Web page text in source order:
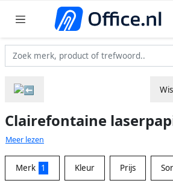
Clairefontaine
Meer lezen
Merk 1 Kleur Prijs